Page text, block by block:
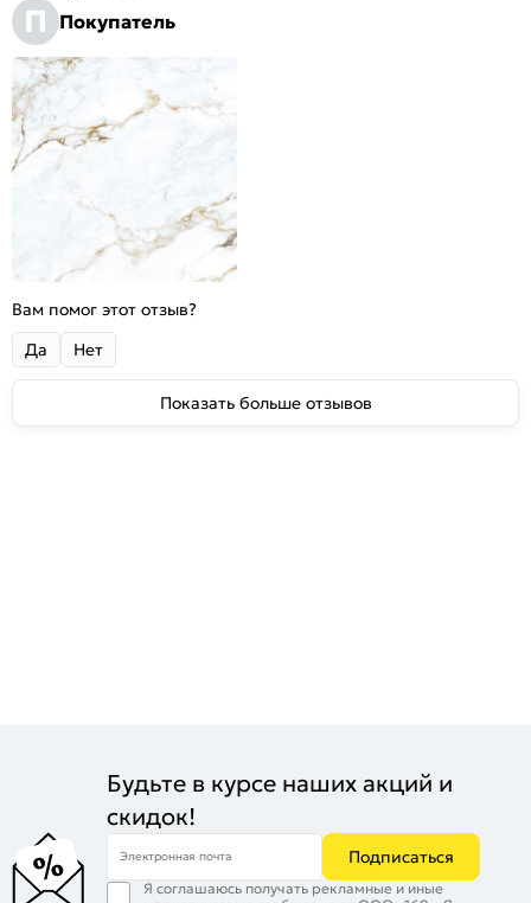
П Покупатель
Вам помог этот отзыв?
Да
Нет
Показать больше отзывов
Будьте в курсе наших акций и
скидок!
Электронная почта Подписаться
Я соглашаюсь получать рекламные и иные